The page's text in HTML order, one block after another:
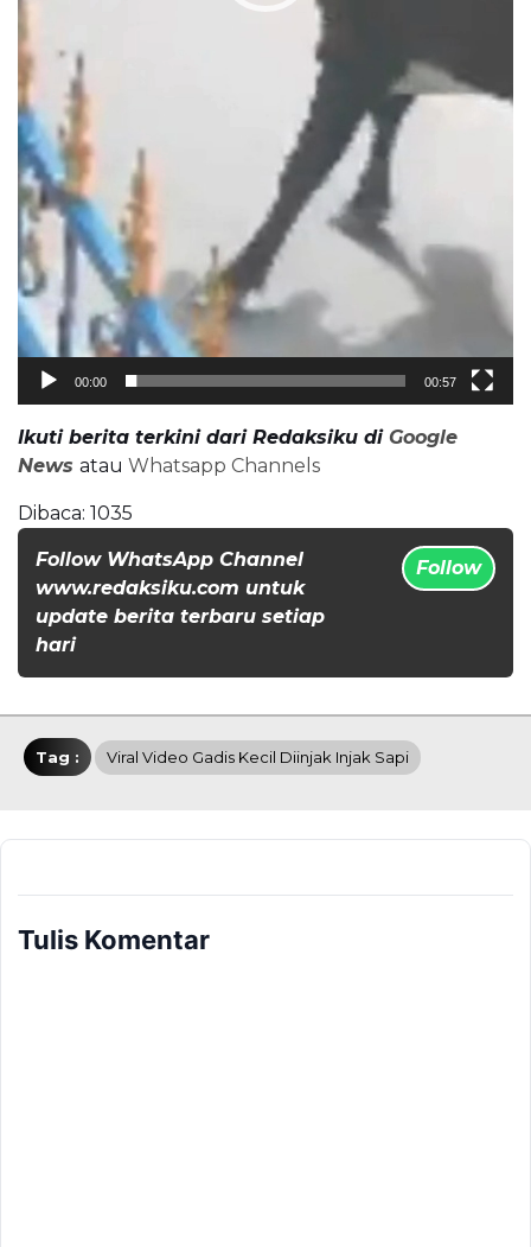
00:00 00:57
Ikuti berita terkini dari Redaksiku di Google
News atau Whatsapp Channels
Dibaca: 1035
Follow WhatsApp Channel
www.redaksiku.com untuk
update berita terbaru setiap
hari
Follow
Tag : Viral Video Gadis Kecil Diinjak Injak Sapi
Tulis Komentar